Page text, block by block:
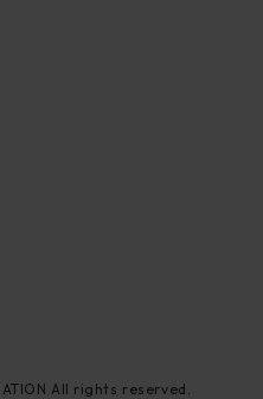
All rights reserved.